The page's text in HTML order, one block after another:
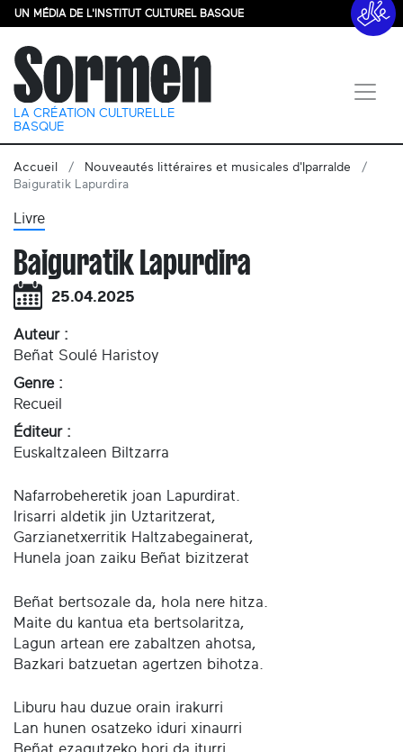
UN MÉDIA DE L'INSTITUT CULTUREL BASQUE
LA CRÉATION CULTURELLE
BASQUE
Accueil
Nouveautés littéraires et musicales d'Iparralde
Baiguratik Lapurdira
Livre
Baiguratik Lapurdira
25.04.2025
Auteur :
Beñat Soulé Haristoy
Genre :
Recueil
Éditeur :
Euskaltzaleen Biltzarra
Nafarrobeheretik joan Lapurdirat.
Irisarri aldetik jin Uztaritzerat,
Garzianetxerritik Haltzabegainerat,
Hunela joan zaiku Beñat bizitzerat
Beñat bertsozale da, hola nere hitza.
Maite du kantua eta bertsolaritza,
Lagun artean ere zabaltzen ahotsa,
Bazkari batzuetan agertzen bihotza.
Liburu hau duzue orain irakurri
Lan hunen osatzeko iduri xinaurri
Beñat ezagutzeko hori da iturri